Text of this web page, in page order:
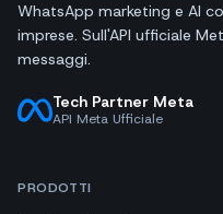
WhatsApp marketing e AI
imprese. Sull'API ufficiale
messaggi.
Tech Partner Meta
API Meta Ufficiale
PRODOTTI